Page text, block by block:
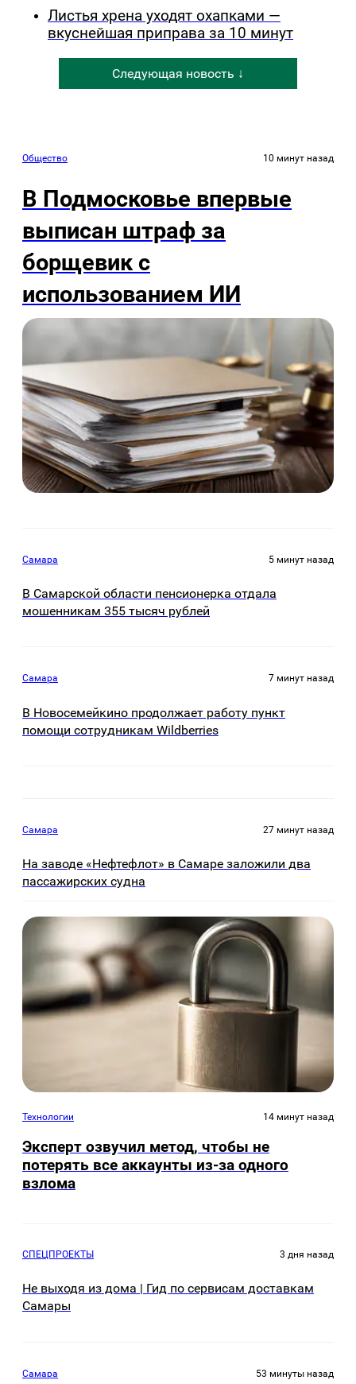
Листья хрена уходят охапками —
вкуснейшая приправа за 10 минут
Следующая новость ↓
Общество 10 минут назад
В Подмосковье впервые
выписан штраф за
борщевик с
использованием ИИ
Самара 5 минут назад
В Самарской области пенсионерка отдала
мошенникам 355 тысяч рублей
Самара 7 минут назад
В Новосемейкино продолжает работу пункт
помощи сотрудникам Wildberries
Самара 27 минут назад
На заводе «Нефтефлот» в Самаре заложили два
пассажирских судна
Технологии 14 минут назад
Эксперт озвучил метод, чтобы не
потерять все аккаунты из-за одного
взлома
СПЕЦПРОЕКТЫ 3 дня назад
Не выходя из дома | Гид по сервисам доставкам
Самары
Самара 53 минуты назад